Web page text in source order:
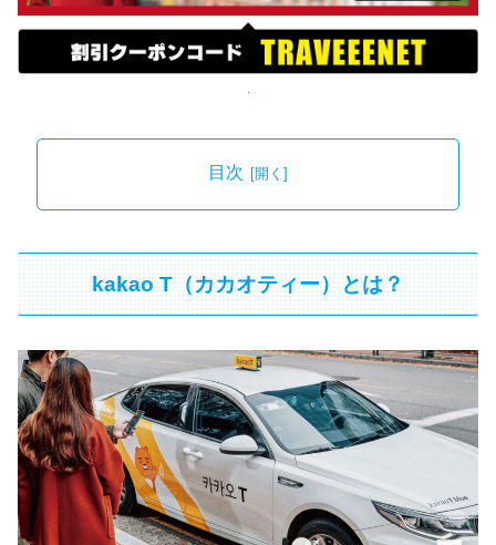
目次
kakao T（カカオティー）とは？